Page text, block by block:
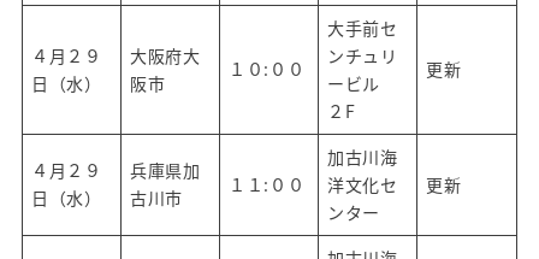
４月２９
日（水）
大阪府大
阪市
１０:００
大手前セ
ンチュリ
ービル
２F
更新
４月２９
日（水）
兵庫県加
古川市
１１:００
加古川海
洋文化セ
ンター
更新